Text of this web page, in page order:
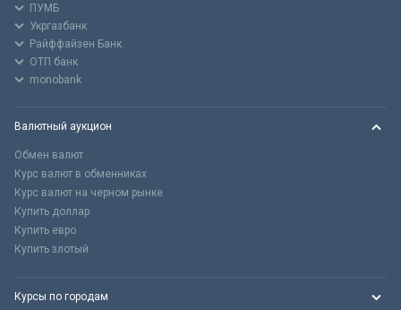
ПУМБ
Укргазбанк
Райффайзен Банк
ОТП банк
monobank
Валютный аукцион
Обмен валют
Курс валют в обменниках
Курс валют на черном рынке
Купить доллар
Купить евро
Купить злотый
Курсы по городам